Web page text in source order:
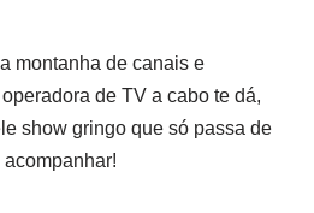
montanha de canais e
de TV a cabo te dá,
show gringo que só passa de